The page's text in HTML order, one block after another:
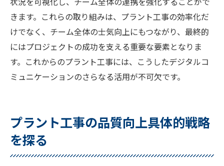
きます。これらの取り組みは、プラント工事の効率化だ
けでなく、チーム全体の士気向上にもつながり、最終的
にはプロジェクトの成功を支える重要な要素となりま
す。これからのプラント工事には、こうしたデジタルコ
ミュニケーションのさらなる活用が不可欠です。
プラント工事の品質向上具体的戦略
を探る